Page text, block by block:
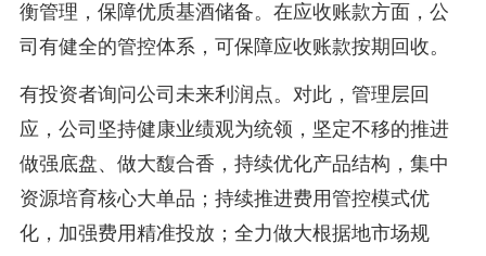
衡管理，保障优质基酒储备。在应收账款方面，公
司有健全的管控体系，可保障应收账款按期回收。
有投资者询问公司未来利润点。对此，管理层回
应，公司坚持健康业绩观为统领，坚定不移的推进
做强底盘、做大馥合香，持续优化产品结构，集中
资源培育核心大单品；持续推进费用管控模式优
化，加强费用精准投放；全力做大根据地市场规